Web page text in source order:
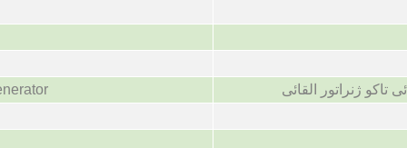
تاکو ژنراتور القائی